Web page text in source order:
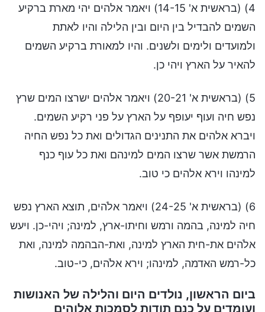
4) (בראשית א' 14-15) ויאמר אלהים יהי מארת ברקיע
השמים להבדיל בין היום ובין הלילה והיו לאתת
ולמועדים ולימים ולשנים. והיו למאורת ברקיע השמים
להאיר על הארץ ויהי כן.
5) (בראשית א' 20-21) ויאמר אלהים ישרצו המים שרץ
נפש חיה ועוף יעופף על הארץ על פני רקיע השמים.
ויברא אלהים את התנינים הגדולים ואת כל נפש החיה
הרמשת אשר שרצו המים למינהם ואת כל עוף כנף
למינהו וירא אלהים כי טוב.
6) (בראשית א' 24-25) ויאמר אלֹהים, תוצא הארץ נפש
חיה למינה, בהמה ורמש וחיתו-ארץ, למינה; ויהי-כן. ויעש
אלֹהים את-חית הארץ למינה, ואת-הבהמה למינה, ואת
כל-רמש האדמה, למינהו; וירא אלֹהים, כי-טוב.
ביום הראשון, נולדים היום והלילה של האנושות
ועומדים על כנם תודות לסמכות אלוהים